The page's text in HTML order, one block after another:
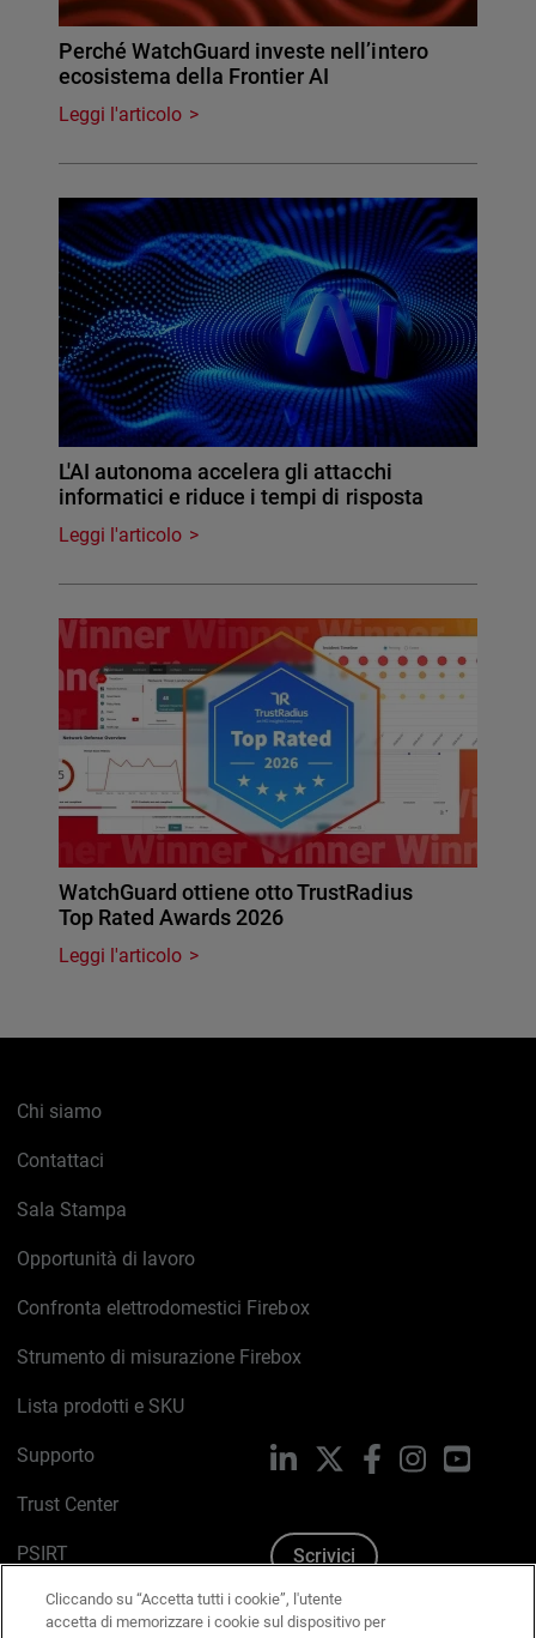
Perché WatchGuard investe nell’intero
ecosistema della Frontier AI
Leggi l'articolo
L'AI autonoma accelera gli attacchi
informatici e riduce i tempi di risposta
Leggi l'articolo
WatchGuard ottiene otto TrustRadius
Top Rated Awards 2026
Leggi l'articolo
Chi siamo
Contattaci
Sala Stampa
Opportunità di lavoro
Confronta elettrodomestici Firebox
Strumento di misurazione Firebox
Lista prodotti e SKU
Supporto
Trust Center
PSIRT
Politica sui cookie
LinkedIn FacebookInstagram
Scrivici
Cliccando su “Accetta tutti i cookie”, l'utente
accetta di memorizzare i cookie sul dispositivo per